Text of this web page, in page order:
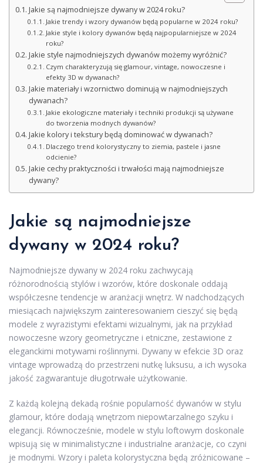
Jakie są najmodniejsze dywany w 2024 roku?
Jakie trendy i wzory dywanów będą popularne w 2024 roku?
Jakie style i kolory dywanów będą najpopularniejsze w 2024
roku?
Jakie style najmodniejszych dywanów możemy wyróżnić?
Czym charakteryzują się glamour, vintage, nowoczesne i
efekty 3D w dywanach?
Jakie materiały i wzornictwo dominują w najmodniejszych
dywanach?
Jakie ekologiczne materiały i techniki produkcji są używane
do tworzenia modnych dywanów?
Jakie kolory i tekstury będą dominować w dywanach?
Dlaczego trend kolorystyczny to ziemia, pastele i jasne
odcienie?
Jakie cechy praktyczności i trwałości mają najmodniejsze
dywany?
Jakie są najmodniejsze
dywany w 2024 roku?
Najmodniejsze dywany w 2024 roku zachwycają
różnorodnością stylów i wzorów, które doskonale oddają
współczesne tendencje w aranżacji wnętrz. W nadchodzących
miesiącach największym zainteresowaniem cieszyć się będą
modele z wyrazistymi efektami wizualnymi, jak na przykład
nowoczesne wzory geometryczne i etniczne, zestawione z
eleganckimi motywami roślinnymi. Dywany w efekcie 3D oraz
vintage wprowadzą do przestrzeni nutkę luksusu, a ich wysoka
jakość zagwarantuje długotrwałe użytkowanie.
Z każdą kolejną dekadą rośnie popularność dywanów w stylu
glamour, które dodają wnętrzom niepowtarzalnego szyku i
elegancji. Równocześnie, modele w stylu loftowym doskonale
wpisują się w minimalistyczne i industrialne aranżacje, co czyni
je modnymi. Wzory i paleta kolorystyczna będą zróżnicowane –